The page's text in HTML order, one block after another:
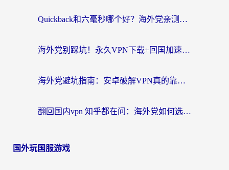
Quickback和六毫秒哪个好？海外党亲测：选对回国加速器，无缝刷剧办公不再愁
海外党别踩坑！永久VPN下载+回国加速器选择指南，无缝刷国内剧游戏支付
海外党避坑指南：安卓破解VPN真的靠谱吗？教你选对回国加速器无缝刷国内资源
翻回国内vpn 知乎都在问：海外党如何选对加速器，无缝刷剧打游戏？
国外玩国服游戏